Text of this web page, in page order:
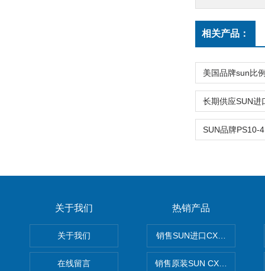
相关产品：
关于我们
关于我们
在线留言
热销产品
销售SUN进口CXGDXCN插
销售原装SUN CXJAXCN全